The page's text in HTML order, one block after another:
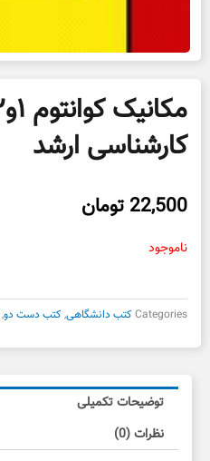
کارشناسی ارشد
22,500 تومان
ناموجود
Categoriesکتب دانشگاهی,کتب دست دو,
توضیحات تکمیلی
نظرات (0)